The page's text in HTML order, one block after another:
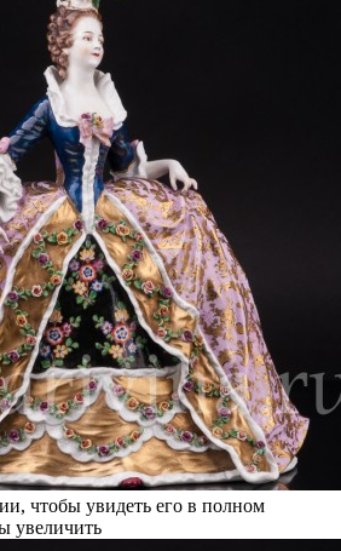
чтобы увидеть его в полном
увеличить